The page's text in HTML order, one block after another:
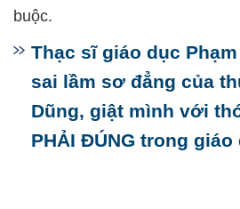
buộc.
Thạc sĩ giáo dục
sai lầm sơ đẳng của
Dũng, giật mình với
PHẢI ĐÚNG trong giáo